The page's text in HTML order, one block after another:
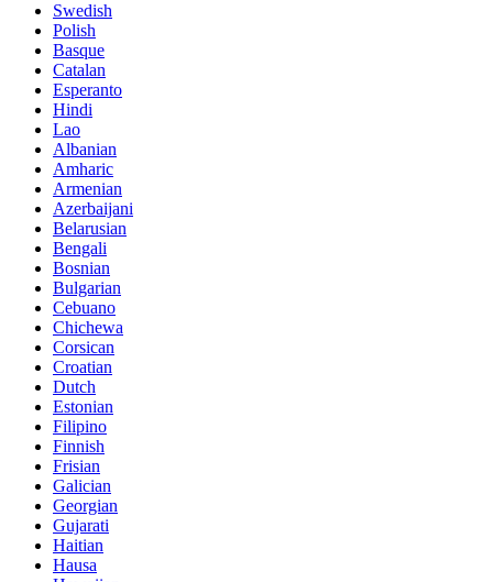
Swedish
Polish
Basque
Catalan
Esperanto
Hindi
Lao
Albanian
Amharic
Armenian
Azerbaijani
Belarusian
Bengali
Bosnian
Bulgarian
Cebuano
Chichewa
Corsican
Croatian
Dutch
Estonian
Filipino
Finnish
Frisian
Galician
Georgian
Gujarati
Haitian
Hausa